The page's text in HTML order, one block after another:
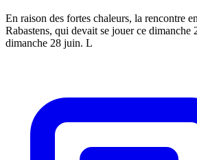
En raison des fortes chaleurs, la rencontre
Rabastens, qui devait se jouer ce dimanche
dimanche 28 juin. L